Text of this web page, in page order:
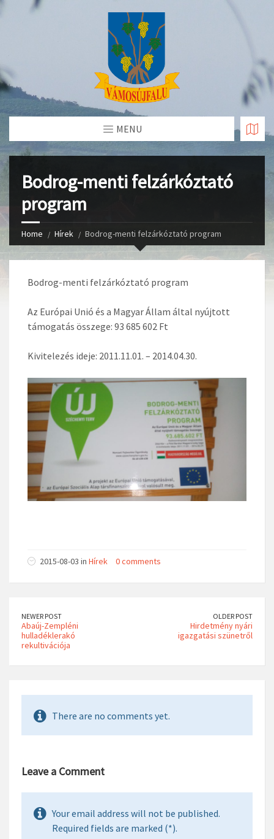
Skip
MENU
Bodrog-menti felzárkóztató
program
Home Hírek Bodrog-menti felzárkóztató program
Bodrog-menti felzárkóztató program
Az Európai Unió és a Magyar Állam által nyújtott
támogatás összege: 93 685 602 Ft
Kivitelezés ideje: 2011.11.01. – 2014.04.30.
2015-08-03 in Hírek 0 comments
NEWER POST
Abaúj-Zempléni
hulladéklerakó
rekultivációja
OLDER POST
Hirdetmény nyári
igazgatási szünetről
There are no comments yet.
Leave a Comment
Your email address will not be published.
Required fields are marked (*).